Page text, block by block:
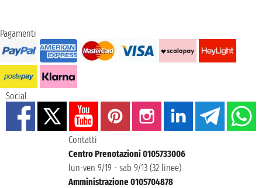
Pagamenti
Social
Contatti
Centro Prenotazioni 0105733006
lun-ven 9/19 - sab 9/13 (32 linee)
Amministrazione 0105704878